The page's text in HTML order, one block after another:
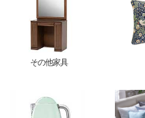
その他家具